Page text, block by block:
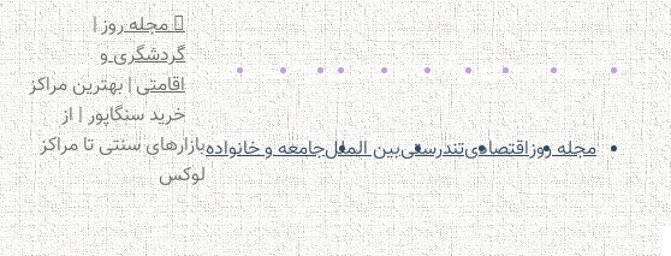
گردشگریمهاجرتاقامتقوانینصندلیسرمایهویزاترجمهخانوادهامارات
مجله روزاقتصادیتندرستیبین المللجامعه و خانواده
مجله روز|
گردشگری و
اقامتی|بهترین مراکز
خرید سنگاپور | از
بازارهای سنتی تا مراکز
لوکس